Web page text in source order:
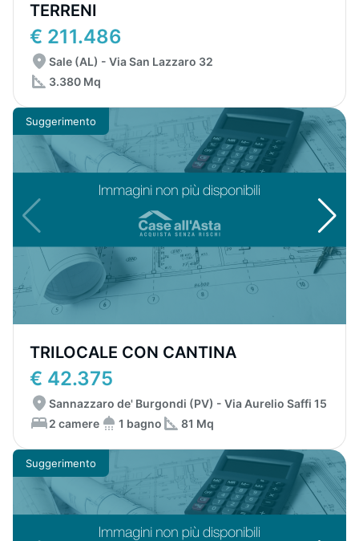
TERRENI
€ 211.486
Sale (AL) - Via San Lazzaro 32
3.380 Mq
Suggerimento
TRILOCALE CON CANTINA
€ 42.375
Sannazzaro de' Burgondi (PV) - Via Aurelio Saffi 15
2 camere
1 bagno 81 Mq
Suggerimento